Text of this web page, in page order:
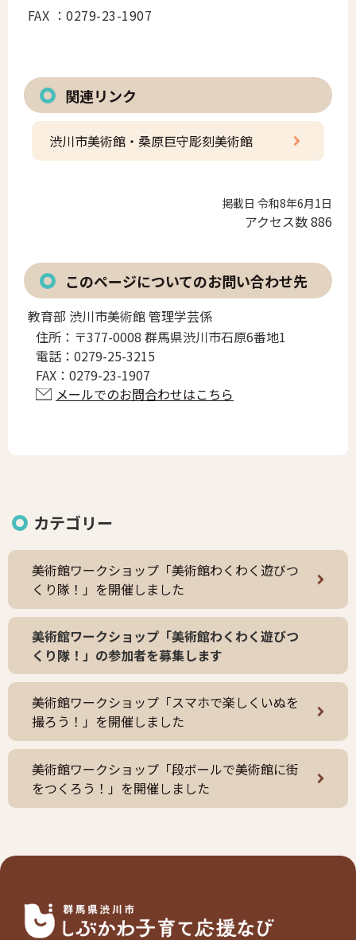
FAX ：0279-23-1907
関連リンク
渋川市美術館・桑原巨守彫刻美術館
掲載日 令和8年6月1日
アクセス数886
このページについてのお問い合わせ先
教育部 渋川市美術館 管理学芸係
住所： 〒377-0008 群馬県渋川市石原6番地1
電話： 0279-25-3215
FAX： 0279-23-1907
メールでのお問合わせはこちら
カテゴリー
美術館ワークショップ「美術館わくわく遊びつ
くり隊！」を開催しました
美術館ワークショップ「美術館わくわく遊びつ
くり隊！」の参加者を募集します
美術館ワークショップ「スマホで楽しくいぬを
撮ろう！」を開催しました
美術館ワークショップ「段ボールで美術館に街
をつくろう！」を開催しました